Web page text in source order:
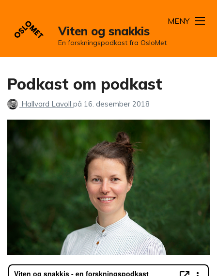
Viten og snakkis
En forskningspodkast fra OsloMet
MENY
Podkast om podkast
Hallvard Lavoll på 16. desember 2018